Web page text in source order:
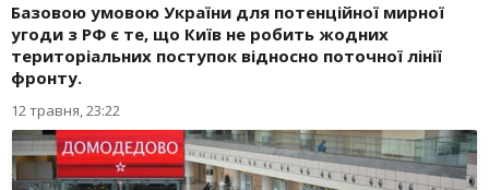
Базовою умовою України для потенційної мирної
угоди з РФ є те, що Київ не робить жодних
територіальних поступок відносно поточної лінії
фронту.
12 травня, 23:22